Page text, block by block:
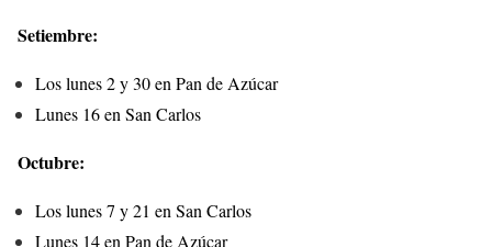
Setiembre:
Los lunes 2 y 30 en Pan de Azúcar
Lunes 16 en San Carlos
Octubre:
Los lunes 7 y 21 en San Carlos
Lunes 14 en Pan de Azúcar